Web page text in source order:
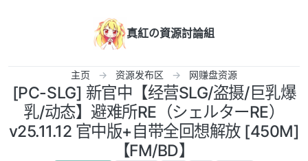
真紅の資源討論組
主页 资源发布区 网赚盘资源
[PC-SLG] 新官中【经营SLG/盗摄/巨乳爆
乳/动态】避难所RE（シェルターRE）
v25.11.12 官中版+自带全回想解放 [450M]
【FM/BD】